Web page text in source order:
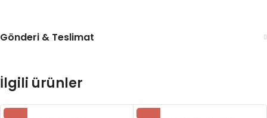
Gönderi & Teslimat
İlgili ürünler